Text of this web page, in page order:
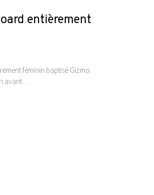
entièrement
féminin baptisé Gizmo.
avant…